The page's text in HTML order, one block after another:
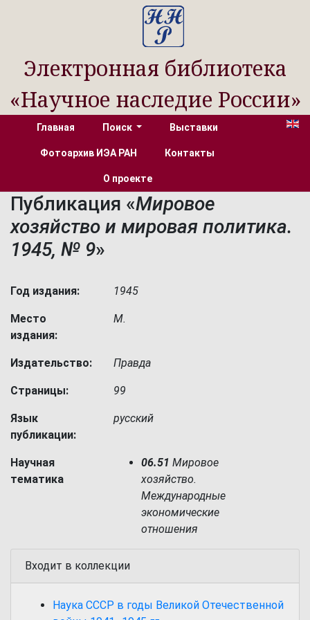
Электронная библиотека
«Научное наследие России»
Главная Поиск Выставки
Фотоархив ИЭА РАН Контакты
О проекте
Публикация «Мировое
хозяйство и мировая политика.
1945, № 9»
Год издания: 1945
Место
издания:
М.
Издательство: Правда
Страницы: 99
Язык
публикации:
русский
Научная
тематика
06.51 Мировое
хозяйство.
Международные
экономические
отношения
Входит в коллекции
Наука СССР в годы Великой Отечественной